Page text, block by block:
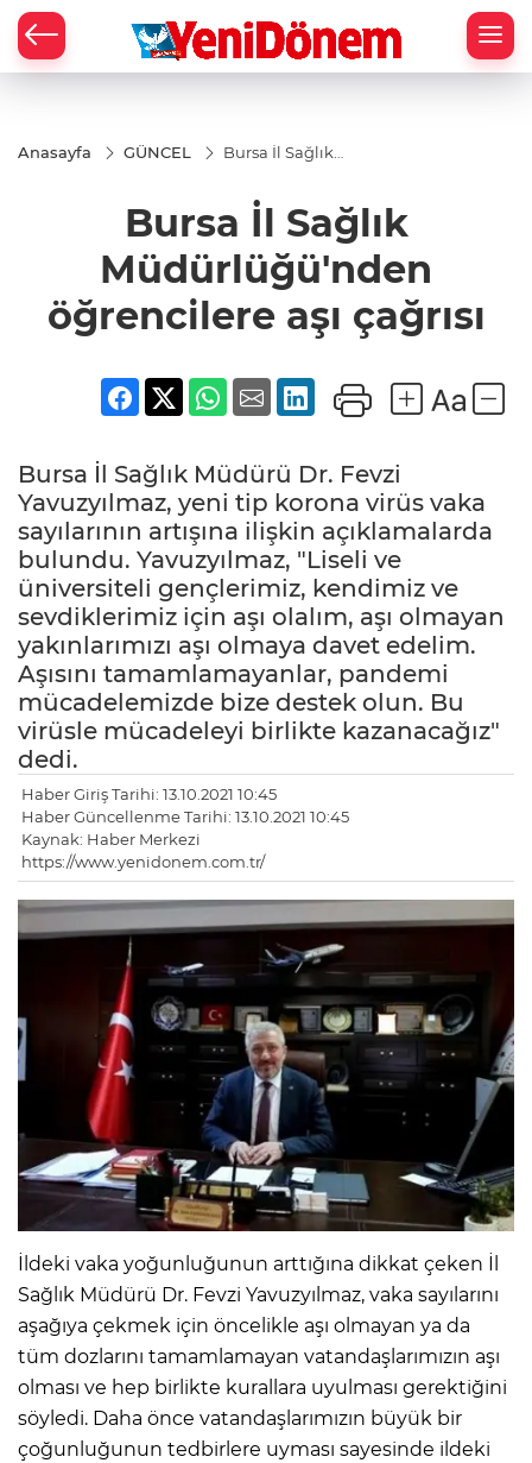
Anasayfa GÜNCEL
Bursa İl Sağlık
çağrısı
Bursa İl Sağlık
Müdürlüğü'nden
öğrencilere aşı çağrısı
Bursa İl Sağlık Müdürü Dr. Fevzi
Yavuzyılmaz, yeni tip korona virüs vaka
sayılarının artışına ilişkin açıklamalarda
bulundu. Yavuzyılmaz, "Liseli ve
üniversiteli gençlerimiz, kendimiz ve
sevdiklerimiz için aşı olalım, aşı olmayan
yakınlarımızı aşı olmaya davet edelim.
Aşısını tamamlamayanlar, pandemi
mücadelemizde bize destek olun. Bu
virüsle mücadeleyi birlikte kazanacağız"
dedi.
Haber Giriş Tarihi: 13.10.2021 10:45
Haber Güncellenme Tarihi: 13.10.2021 10:45
Kaynak: Haber Merkezi
https://www.yenidonem.com.tr/
İldeki vaka yoğunluğunun arttığına dikkat çeken İl
Sağlık Müdürü Dr. Fevzi Yavuzyılmaz, vaka sayılarını
aşağıya çekmek için öncelikle aşı olmayan ya da
tüm dozlarını tamamlamayan vatandaşlarımızın aşı
olması ve hep birlikte kurallara uyulması gerektiğini
söyledi. Daha önce vatandaşlarımızın büyük bir
çoğunluğunun tedbirlere uyması sayesinde ildeki